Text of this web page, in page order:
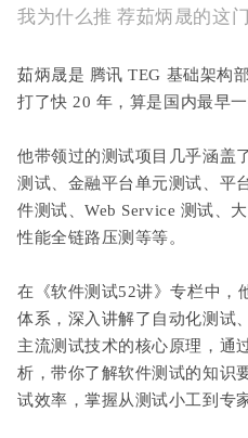
我为什么推 荐茹炳晟的这
茹炳晟是 腾讯 TEG 基础架构
打了快 20 年，算是国内最早
他带领过的测试项目几乎涵盖
测试、金融平台单元测试、平
件测试、Web Service 测试、
性能全链路压测等等。
在《软件测试52讲》专栏中，
体系，深入讲解了自动化测试
主流测试技术的核心原理，通
析，带你了解软件测试的知识
试效率，掌握从测试小工到专